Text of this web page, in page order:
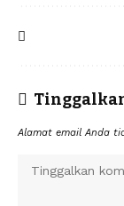
Alamat email Anda